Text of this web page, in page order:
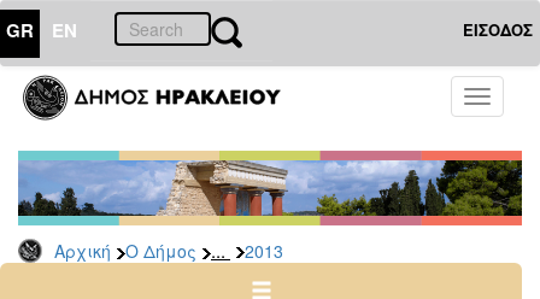
GR EN ΕΙΣΟΔΟΣ
Toggle
Αρχική Ο Δήμος ... 2013
ΔΗΜΟΣ
Δελτία
Τύπου
Αρχείο
2026